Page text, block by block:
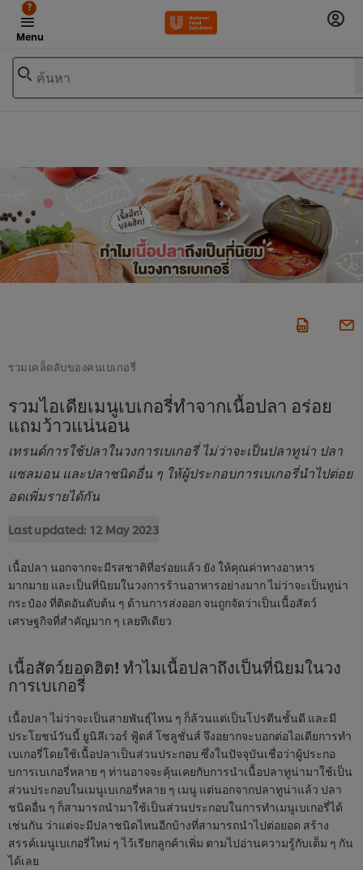
Menu
?
ค้นหา
รวมเคล็ดลับของคนเบเกอรี่
รวมไอเดียเมนูเบเกอรี่ทำจากเนื้อปลา อร่อย
แถมว้าวแน่นอน
เทรนด์การใช้ปลาในวงการเบเกอรี่ ไม่ว่าจะเป็นปลาทูน่า ปลา
แซลมอน และปลาชนิดอื่น ๆ ให้ผู้ประกอบการเบเกอรี่นำไปต่อย
อดเพิ่มรายได้กัน
Last updated: 12 May 2023
เนื้อปลา นอกจากจะมีรสชาติที่อร่อยแล้ว ยัง ให้คุณค่าทางอาหาร
มากมาย และเป็นที่นิยมในวงการร้านอาหารอย่างมาก ไม่ว่าจะเป็นทูน่า
กระป๋อง ที่ติดอันดับต้น ๆ ด้านการส่งออก จนถูกจัดว่าเป็นเนื้อสัตว์
เศรษฐกิจที่สำคัญมาก ๆ เลยทีเดียว
เนื้อสัตว์ยอดฮิต! ทำไมเนื้อปลาถึงเป็นที่นิยมในวง
การเบเกอรี่
เนื้อปลา ไม่ว่าจะเป็นสายพันธุ์ไหน ๆ ก็ล้วนแต่เป็นโปรตีนชั้นดี และมี
ประโยชน์วันนี้ ยูนิลีเวอร์ ฟู้ดส์ โซลูชั่นส์ จึงอยากจะบอกต่อไอเดียการทำ
เบเกอรี่โดยใช้เนื้อปลาเป็นส่วนประกอบ ซึ่งในปัจจุบันเชื่อว่าผู้ประกอ
บการเบเกอรี่หลาย ๆ ท่านอาจจะคุ้นเคยกับการนำเนื้อปลาทูน่ามาใช้เป็น
ส่วนประกอบในเมนูเบเกอรี่หลาย ๆ เมนู แต่นอกจากปลาทูน่าแล้ว ปลา
ชนิดอื่น ๆ ก็สามารถนำมาใช้เป็นส่วนประกอบในการทำเมนูเบเกอรี่ได้
เช่นกัน ว่าแต่จะมีปลาชนิดไหนอีกบ้างที่สามารถนำไปต่อยอด สร้าง
สรรค์เมนูเบเกอรี่ใหม่ ๆ ไว้เรียกลูกค้าเพิ่ม ตามไปอ่านความรู้กับเต็ม ๆ กัน
ได้เลย